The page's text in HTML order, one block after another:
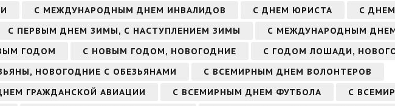
С МЕЖДУНАРОДНЫМ ДНЕМ ИНВАЛИДОВ С ДНЕМ ЮРИСТА
С
С ПЕРВЫМ ДНЕМ ЗИМЫ, С НАСТУПЛЕНИЕМ ЗИМЫ
С МЕЖДУНАРОДНЫМ
ГОДОМ
С НОВЫМ ГОДОМ, НОВОГОДНИЕ
С ГОДОМ ЛОШАДИ,
НОВОГОДНИЕ С ОБЕЗЬЯНАМИ
С ВСЕМИРНЫМ ДНЕМ ВОЛОНТЕРОВ
ГРАЖДАНСКОЙ АВИАЦИИ
С ВСЕМИРНЫМ ДНЕМ ФУТБОЛА
С